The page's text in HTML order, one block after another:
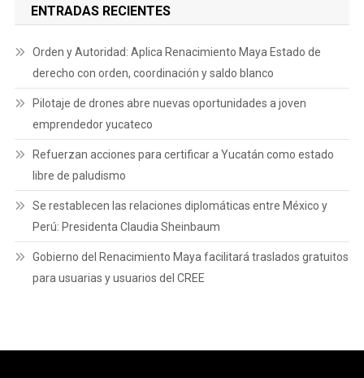
ENTRADAS RECIENTES
Orden y Autoridad: Aplica Renacimiento Maya Estado de
derecho con orden, coordinación y saldo blanco
Pilotaje de drones abre nuevas oportunidades a joven
emprendedor yucateco
Refuerzan acciones para certificar a Yucatán como estado
libre de paludismo
Se restablecen las relaciones diplomáticas entre México y
Perú: Presidenta Claudia Sheinbaum
Gobierno del Renacimiento Maya facilitará traslados gratuitos
para usuarias y usuarios del CREE